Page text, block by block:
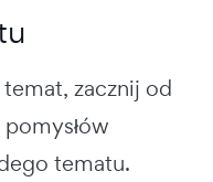
zacznij od
tematu.